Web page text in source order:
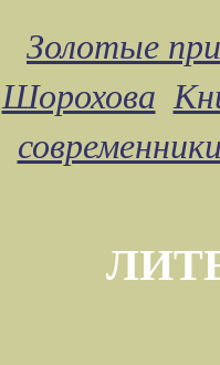
Золотые
Шорохова
современники